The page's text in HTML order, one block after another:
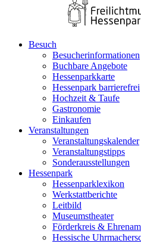
Besuch
Besucherinformationen
Buchbare Angebote
Hessenparkkarte
Hessenpark barrierefrei
Hochzeit & Taufe
Gastronomie
Einkaufen
Veranstaltungen
Veranstaltungskalender
Veranstaltungstipps
Sonderausstellungen
Hessenpark
Hessenparklexikon
Werkstattberichte
Leitbild
Museumstheater
Förderkreis &
Hessische